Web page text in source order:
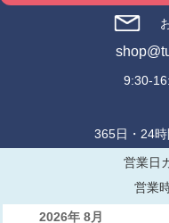
9:30-
365日・24時
営業日
営業
2026年 8月